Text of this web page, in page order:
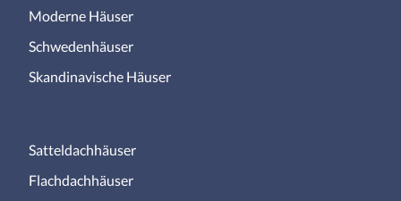
Moderne Häuser
Schwedenhäuser
Skandinavische Häuser
Satteldachhäuser
Flachdachhäuser